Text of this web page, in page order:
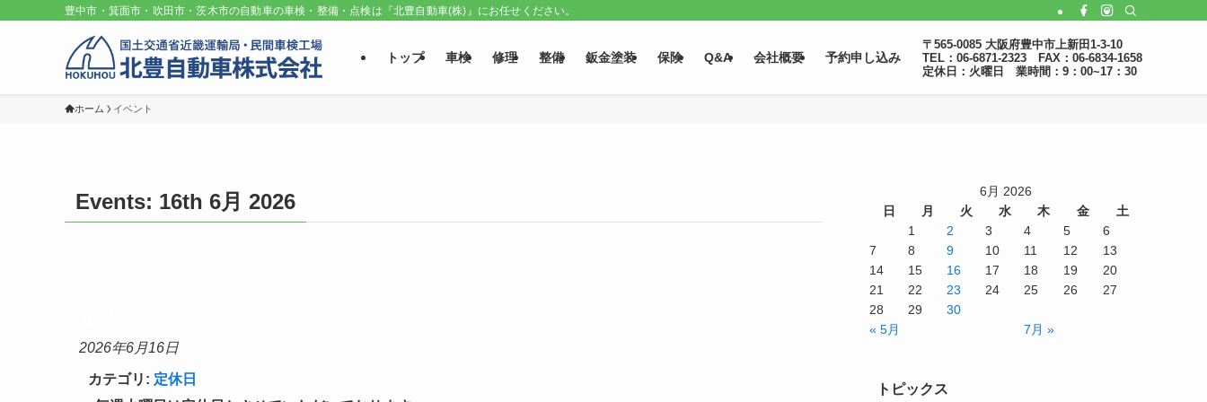
豊中市・箕面市・吹田市・茨木市の自動車の車検・整備・点検は『北豊自動車(株)』にお任せください。
トップ 車検 修理 整備 鈑金塗装 保険 Q&A 会社概要 予約申し込み
〒565-0085 大阪府豊中市上新田1-3-10
TEL：06-6871-2323 FAX：06-6834-1658
定休日：火曜日 業時間：9：00~17：30
ホーム イベント
Events: 16th 6月 2026
2026年6月16日
カテゴリ: 定休日
6月 2026
日
月 火 水 木 金
土
1
2 3 4 5
6
7
8 9 10 11 12
13
14
15 16 17 18 19
20
21
22 23 24 25 26
27
28
29
30
« 5月
7月 »
トピックス